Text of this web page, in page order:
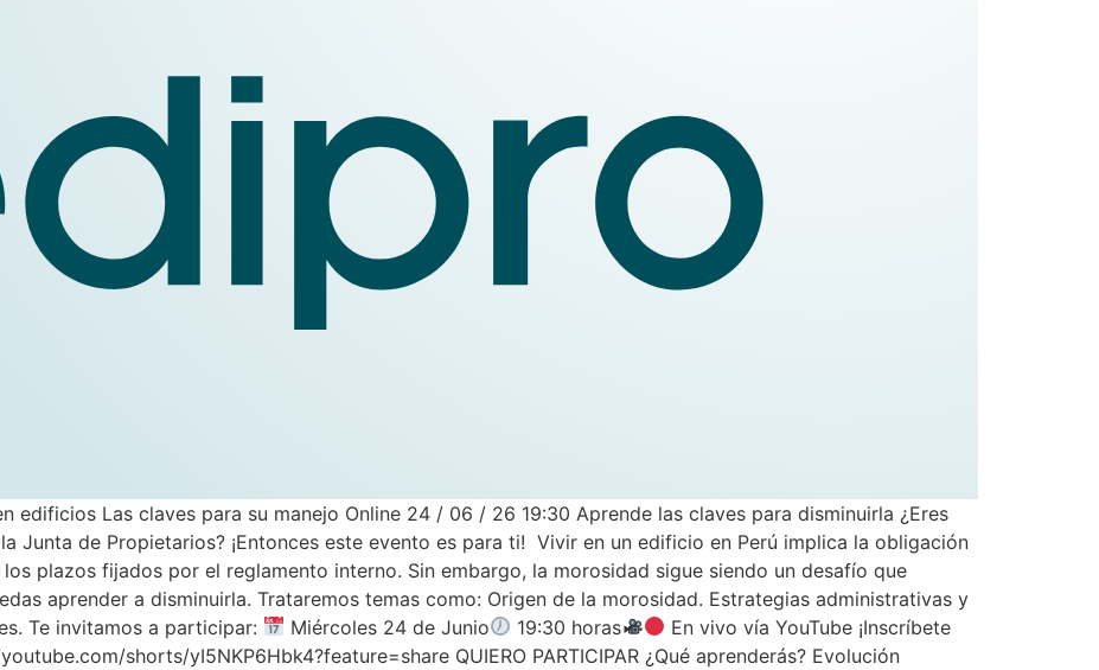
edificios Las claves para su manejo Online 24 / 06 / 26 19:30 Aprende las claves para disminuirla ¿Eres
Junta de Propietarios? ¡Entonces este evento es para ti! Vivir en un edificio en Perú implica la obligación
plazos fijados por el reglamento interno. Sin embargo, la morosidad sigue siendo un desafío que
aprender a disminuirla. Trataremos temas como: Origen de la morosidad. Estrategias administrativas y
Te invitamos a participar:
Miércoles 24 de Junio 19:30 horas
En vivo vía YouTube ¡Inscríbete
shorts/yI5NKP6Hbk4?feature=share QUIERO PARTICIPAR ¿Qué aprenderás? Evolución